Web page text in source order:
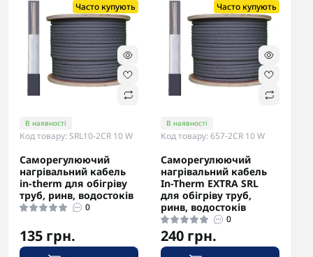
Часто купують
В наявності
Код товару: SRL10-2CR 10 W
Саморегулюючий
нагрівальний кабель
in-therm для обігріву
труб, ринв, водостоків
0
135 грн.
Часто купують
В наявності
Код товару: 657-2CR 10 W
Саморегулюючий
нагрівальний кабель
In-Therm EXTRA SRL
для обігріву труб,
ринв, водостоків
0
240 грн.